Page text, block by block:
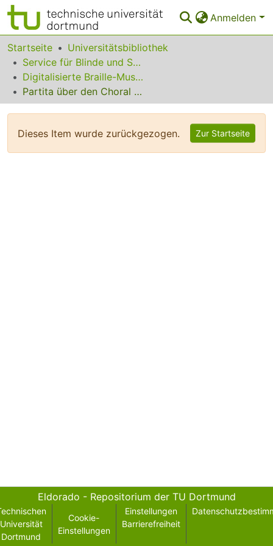
Anmelden
Bereiche & Sammlungen
Das gesamte Repositorium
Statistiken
Startseite
Universitätsbibliothek
Service für Blinde und Sehbehinderte
Digitalisierte Braille-Musik-Matrizen des VzfB
Partita über den Choral "Wer nur den lieben Gott läßt walten"
Dieses Item wurde zurückgezogen. Zur Startseite
Eldorado - Repositorium der TU Dortmund
Universität
Dortmund
Cookie-
Einstellungen
Einstellungen
Barrierefreiheit